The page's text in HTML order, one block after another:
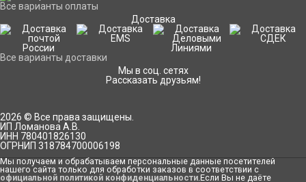
Все варианты оплаты
Доставка
Все варианты доставки
Мы в соц. сетях
Рассказать друзьям!
2026 © Все права защищены.
ИП Ломанова А.В.
ИНН 780401826130
ОГРНИП 318784700006198
Мы получаем и обрабатываем персональные данные посетителей
нашего сайта только для обработки заказов в соответствии с
официальной политикой конфиденциальности.Если Вы не даёте